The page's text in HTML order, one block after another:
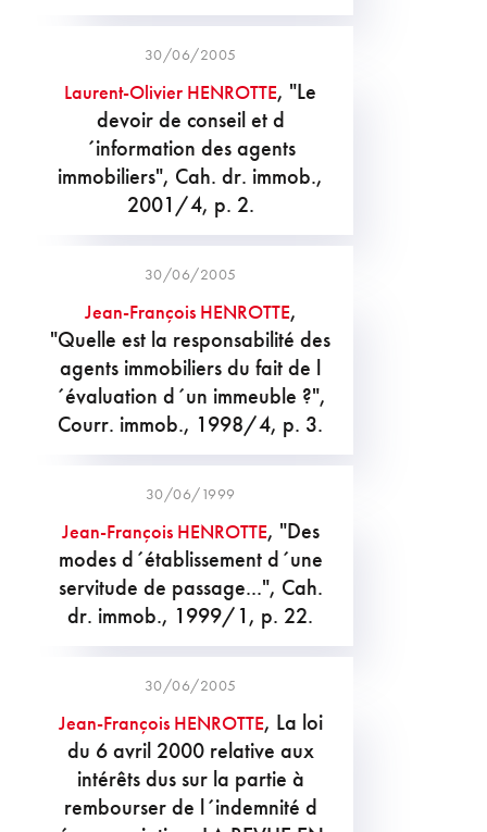
30/06/2005
Laurent-Olivier HENROTTE, "Le
devoir de conseil et d
´information des agents
immobiliers", Cah. dr. immob.,
2001/4, p. 2.
30/06/2005
Jean-François HENROTTE,
"Quelle est la responsabilité des
agents immobiliers du fait de l
´évaluation d´un immeuble ?",
Courr. immob., 1998/4, p. 3.
30/06/1999
Jean-François HENROTTE, "Des
modes d´établissement d´une
servitude de passage...", Cah.
dr. immob., 1999/1, p. 22.
30/06/2005
Jean-François HENROTTE, La loi
du 6 avril 2000 relative aux
intérêts dus sur la partie à
rembourser de l´indemnité d